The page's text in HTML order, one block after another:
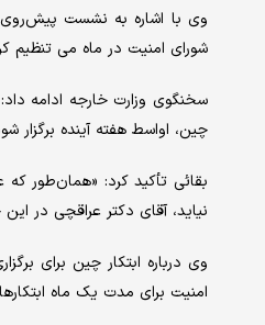
وی با اشاره به نشست پیش‌روی
شورای امنیت در ماه می تنظیم
سخنگوی وزارت خارجه ادامه
چین، اواسط هفته آینده
بقائی تأکید کرد: «همان‌طور
نیاید، آقای دکتر عراقچی در
امنیت برای مدت یک ماه